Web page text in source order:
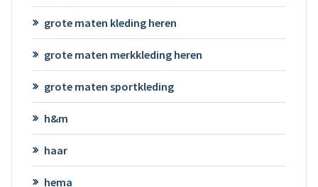
grote maten kleding heren
grote maten merkkleding heren
grote maten sportkleding
h&m
haar
hema